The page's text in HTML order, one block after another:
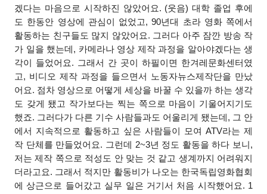
겠다는 마음으로 시작하진 않았어요. (웃음) 대학 졸업 후에
도 한동안 영상에 관심이 없었고, 90년대 초라 영화 쪽에서
활동하는 친구들도 많지 않았어요. 그러다 아주 잠깐 방송 작
가 일을 했는데, 카메라나 영상 제작 과정을 알아야겠다는 생
각이 들었어요. 그래서 간 곳이 하필이면 한겨레문화센터였
고, 비디오 제작 과정을 들으면서 노동자뉴스제작단을 만났
어요. 점차 영상으로 어떻게 세상을 바꿀 수 있을까 하는 생각
도 갖게 됐고 작가보다는 찍는 쪽으로 마음이 기울어지기도
했죠. 그러다가 다른 기수 사람들과도 어울리게 됐는데, 그 안
에서 지속적으로 활동하고 싶은 사람들이 모여 ATV라는 제
작 단체를 만들었어요. 그런데 2~3년 정도 활동을 하다 보니,
저는 제작 쪽으로 적성도 안 맞는 것 같고 생계까지 어려워지
더라고요. 그래서 적지만 활동비가 나오는 한국독립영화협회
에 상근으로 들어갔고 실무 일은 거기서 처음 시작했어요. 1